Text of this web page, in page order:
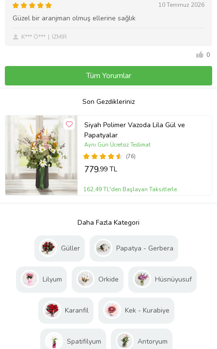
10 Temmuz 2026
Güzel bir aranjman olmuş ellerine sağlık
K*** Ö*** İZMİR
0
Tüm Yorumlar
Son Gezdikleriniz
Siyah Polimer Vazoda Lila Gül ve
Papatyalar
(76)
Aynı Gün Ücretsiz Teslimat
779,99 TL
162,49 TL'den Başlayan Taksitlerle
Daha Fazla Kategori
Güller Papatya - Gerbera
Lilyum Orkide Hüsnüyusuf
Karanfil Kek - Kurabiye
Spatifilyum Antoryum